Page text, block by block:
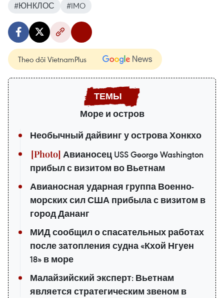
#ЮНКЛОС
#IMO
Theo dõi VietnamPlus
Море и остров
Необычный дайвинг у острова Хонкхо
Авианосец USS George Washington
прибыл с визитом во Вьетнам
Авианосная ударная группа Военно-
морских сил США прибыла с визитом в
город Дананг
МИД сообщил о спасательных работах
после затопления судна «Кхой Нгуен
18» в море
Малайзийский эксперт: Вьетнам
является стратегическим звеном в